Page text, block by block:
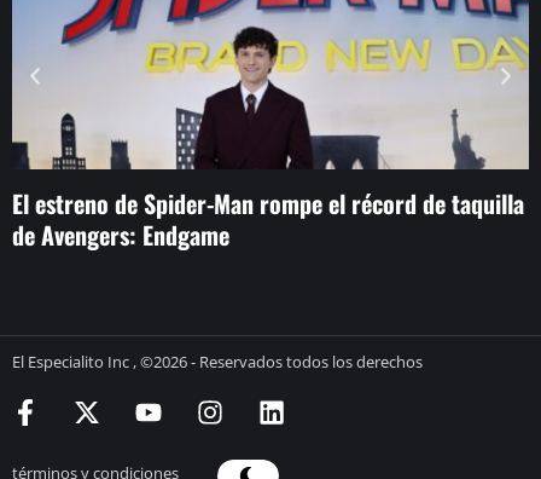
El estreno de Spider-Man rompe el récord de taquilla
de Avengers: Endgame
El Especialito Inc , ©2026 - Reservados todos los derechos
términos y condiciones